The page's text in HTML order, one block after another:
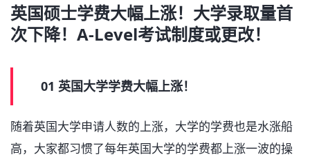
英国硕士学费大幅上涨！大学录取量首
次下降！A-Level考试制度或更改！
01 英国大学学费大幅上涨！
随着英国大学申请人数的上涨，大学的学费也是水涨船
高，大家都习惯了每年英国大学的学费都上涨一波的操